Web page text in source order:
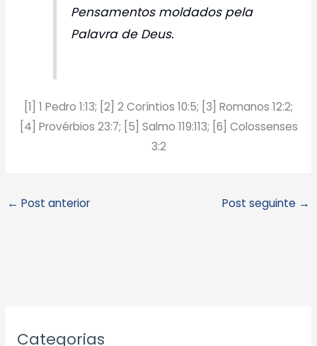
Pensamentos moldados pela
Palavra de Deus.
[1] 1 Pedro 1:13; [2] 2 Coríntios 10:5; [3] Romanos 12:2;
[4] Provérbios 23:7; [5] Salmo 119:113; [6] Colossenses
3:2
← Post anterior Post seguinte →
Categorias
r